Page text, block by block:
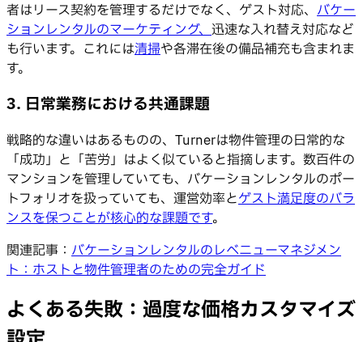
者はリース契約を管理するだけでなく、ゲスト対応、 バケー
ションレンタルのマーケティング、 迅速な入れ替え対応など
も行います。これには清掃や各滞在後の備品補充も含まれま
す。
3. 日常業務における共通課題
戦略的な違いはあるものの、Turnerは物件管理の日常的な
「成功」と「苦労」はよく似ていると指摘します。数百件の
マンションを管理していても、バケーションレンタルのポー
トフォリオを扱っていても、運営効率とゲスト満足度のバラ
ンスを保つことが核心的な課題です。
関連記事： バケーションレンタルのレベニューマネジメン
ト：ホストと物件管理者のための完全ガイド
よくある失敗：過度な価格カスタマイズ